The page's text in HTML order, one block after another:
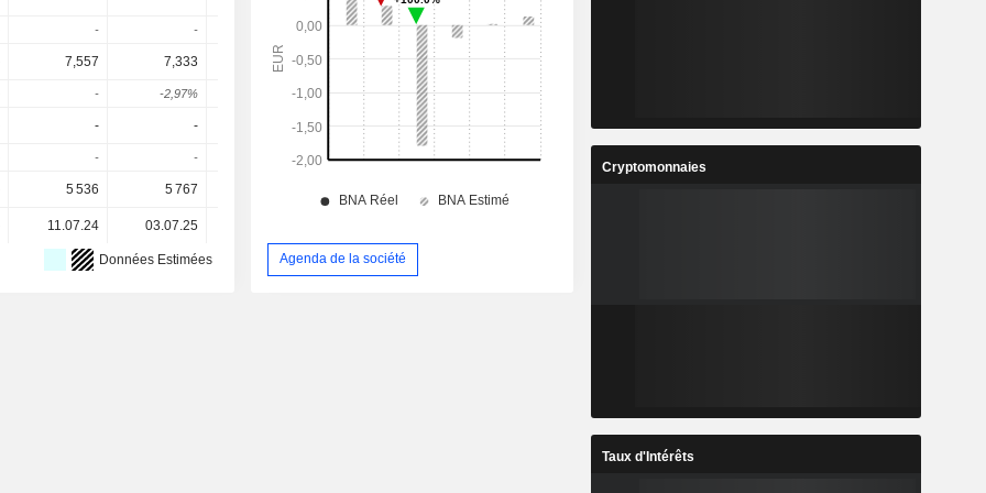
- - - - -
7,557 7,333 -
- -2,97% - - -
- - - 0,02 0,12
- - - 110,53%
5 536 5 767
11.07.24 03.07.25
Données Estimées Agenda de la société
Cryptomonnaies
Taux d'Intérêts